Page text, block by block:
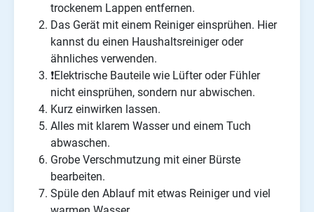
trockenem Lappen entfernen.
Das Gerät mit einem Reiniger einsprühen. Hier
kannst du einen Haushaltsreiniger oder
ähnliches verwenden.
❗Elektrische Bauteile wie Lüfter oder Fühler
nicht einsprühen, sondern nur abwischen.
Kurz einwirken lassen.
Alles mit klarem Wasser und einem Tuch
abwaschen.
Grobe Verschmutzung mit einer Bürste
bearbeiten.
Spüle den Ablauf mit etwas Reiniger und viel